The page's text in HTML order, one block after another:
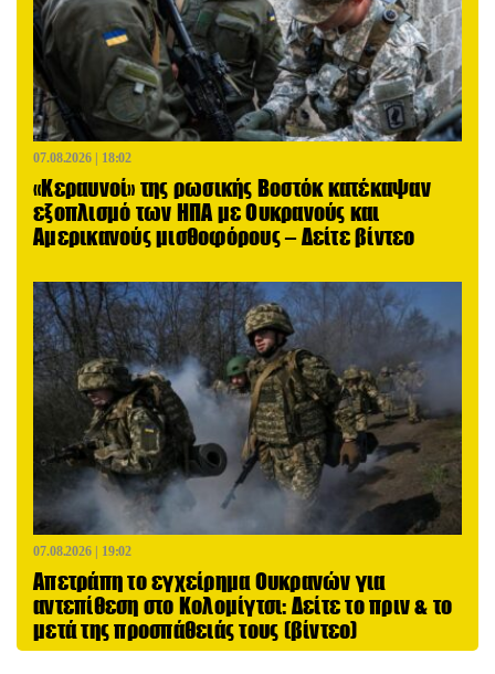
07.08.2026 | 18:02
«Κεραυνοί» της ρωσικής Βοστόκ κατέκαψαν
εξοπλισμό των ΗΠΑ με Ουκρανούς και
Αμερικανούς μισθοφόρους – Δείτε βίντεο
07.08.2026 | 19:02
Απετράπη το εγχείρημα Ουκρανών για
αντεπίθεση στο Κολομίγτσι: Δείτε το πριν & το
μετά της προσπάθειάς τους (βίντεο)